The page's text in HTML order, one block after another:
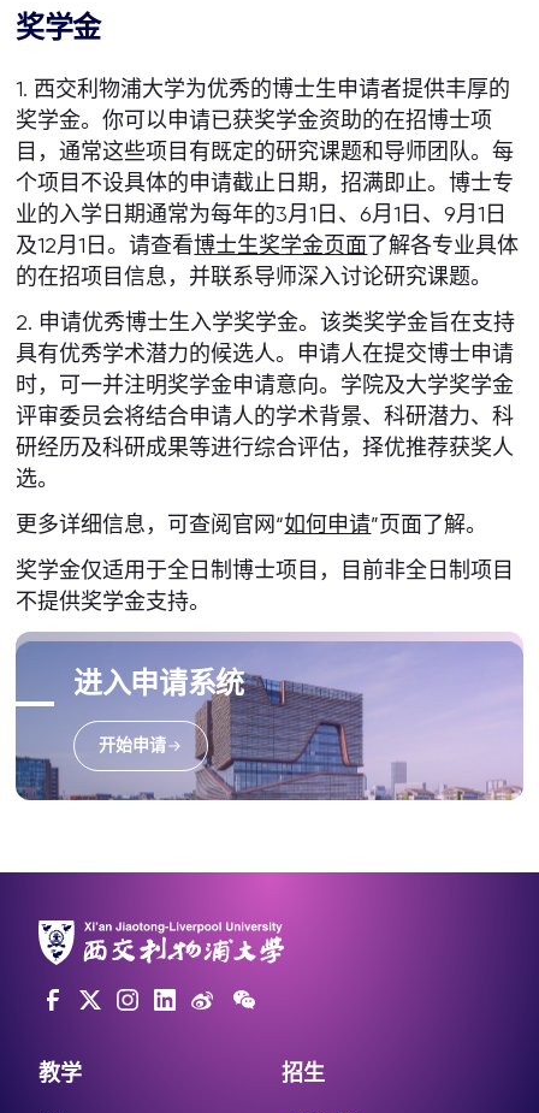
奖学金
1. 西交利物浦大学为优秀的博士生申请者提供丰厚的
奖学金。你可以申请已获奖学金资助的在招博士项
目，通常这些项目有既定的研究课题和导师团队。每
个项目不设具体的申请截止日期，招满即止。博士专
业的入学日期通常为每年的3月1日、6月1日、9月1日
及12月1日。请查看博士生奖学金页面了解各专业具体
的在招项目信息，并联系导师深入讨论研究课题。
2. 申请优秀博士生入学奖学金。该类奖学金旨在支持
具有优秀学术潜力的候选人。申请人在提交博士申请
时，可一并注明奖学金申请意向。学院及大学奖学金
评审委员会将结合申请人的学术背景、科研潜力、科
研经历及科研成果等进行综合评估，择优推荐获奖人
选。
更多详细信息，可查阅官网“如何申请”页面了解。
奖学金仅适用于全日制博士项目，目前非全日制项目
不提供奖学金支持。
进入申请系统
开始申请
教学 招生